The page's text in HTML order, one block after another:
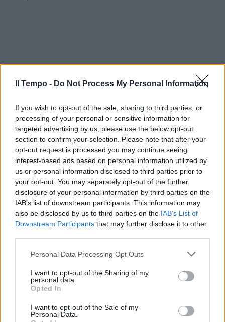
Il Tempo - Do Not Process My Personal Information
If you wish to opt-out of the sale, sharing to third parties, or
processing of your personal or sensitive information for
targeted advertising by us, please use the below opt-out
section to confirm your selection. Please note that after your
opt-out request is processed you may continue seeing
interest-based ads based on personal information utilized by
us or personal information disclosed to third parties prior to
your opt-out. You may separately opt-out of the further
disclosure of your personal information by third parties on the
IAB’s list of downstream participants. This information may
also be disclosed by us to third parties on the IAB’s List of
Downstream Participants that may further disclose it to other
Personal Data Processing Opt Outs
I want to opt-out of the Sharing of my
personal data.
Opted In
I want to opt-out of the Sale of my
Personal Data.
In evidenza